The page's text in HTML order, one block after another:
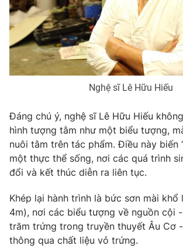
Nghệ sĩ Lê Hữu Hiếu
Đáng chú ý, nghệ sĩ Lê Hữu Hiếu
hình tượng tằm như một biểu tượng,
nuôi tằm trên tác phẩm. Điều này biến
một thực thể sống, nơi các quá trình
đổi và kết thúc diễn ra liên tục.
Khép lại hành trình là bức sơn mài khổ
4m), nơi các biểu tượng về nguồn cội
trăm trứng trong truyền thuyết Âu Cơ
thông qua chất liệu vỏ trứng.